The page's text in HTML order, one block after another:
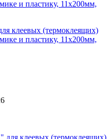
клеевых (термоклеящих)
и пластику, 11х200мм,